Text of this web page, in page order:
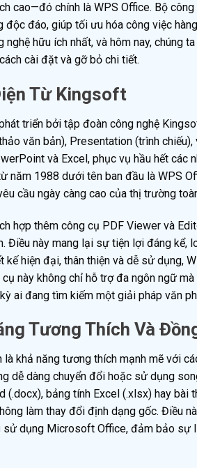
cao—đó chính là WPS Office. Bộ
đáo, giúp tối ưu hóa công việc
hữu ích nhất, và hôm nay, chúng
cài đặt và gỡ bỏ chi tiết.
Từ Kingsoft
triển bởi tập đoàn công nghệ
văn bản), Presentation (trình
và Excel, phục vụ hầu hết các
năm 1988 dưới tên ban đầu là WPS
cầu ngày càng cao của thị trường
hợp thêm công cụ PDF Viewer và
Điều này mang lại sự tiện lợi đáng kể,
hiện đại, thân thiện và dễ sử dụng,
này không chỉ hỗ trợ đa ngôn ngữ
ai đang tìm kiếm một giải pháp văn
Tương Thích Và
khả năng tương thích mạnh mẽ với
dễ dàng chuyển đổi hoặc sử dụng
(.docx), bảng tính Excel (.xlsx) hay bài
làm thay đổi định dạng gốc. Điều
dụng Microsoft Office, đảm bảo sự